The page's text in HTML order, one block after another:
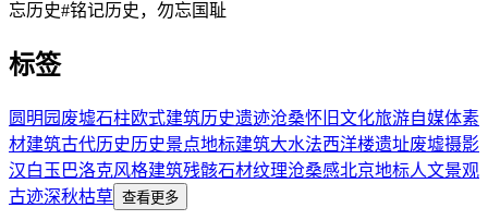
忘历史#铭记历史，勿忘国耻
标签
圆明园 废墟石柱欧式建筑历史遗迹沧桑怀旧文化旅游自媒体素
材建筑古代历史历史景点地标建筑大水法西洋楼遗址废墟摄影
汉白玉 巴洛克风格建筑残骸石材纹理沧桑感北京地标人文景观
古迹深秋枯草 查看更多